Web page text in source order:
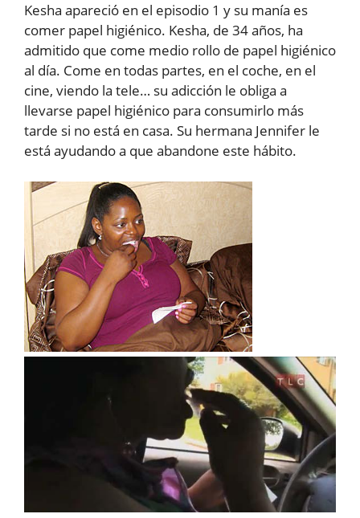
Kesha apareció en el episodio 1 y su manía es
comer papel higiénico. Kesha, de 34 años, ha
admitido que come medio rollo de papel higiénico
al día. Come en todas partes, en el coche, en el
cine, viendo la tele… su adicción le obliga a
llevarse papel higiénico para consumirlo más
tarde si no está en casa. Su hermana Jennifer le
está ayudando a que abandone este hábito.